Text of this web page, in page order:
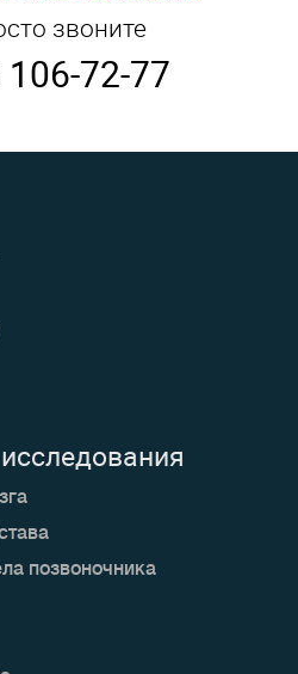
звоните
72-77
позвоночника